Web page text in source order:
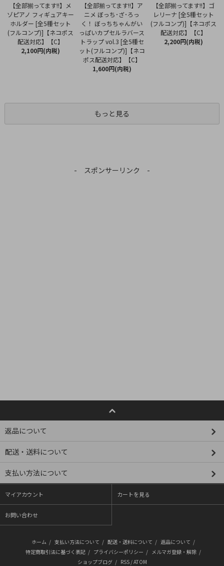
【全部揃ってます!!】メ
ゾピアノ フィギュアキー
ホルダー [全5種セット
(フルコンプ)]【ネコポス
配送対応】【C】
2,100円(内税)
【全部揃ってます!!】ア
ニメ ぼっち･ざ･ろっ
く！ ぼっちちゃんがい
っぱいカプセルラバース
トラップ vol.3 [全5種セ
ット(フルコンプ)]【ネコ
ポス配送対応】【C】
1,600円(内税)
【全部揃ってます!!】ゴ
レリーナ [全5種セット
(フルコンプ)]【ネコポス
配送対応】【C】
2,200円(内税)
もっと見る
- スポンサーリンク -
返品について
配送・送料について
支払い方法について
マイアカウント カートを見る
お問い合わせ
ホーム / 支払い方法について / 配送・送料について / 返品について /
特定商取引法に基づく表記 / プライバシーポリシー / メルマガ登録・解除 /
ショップブログ / RSS/ATOM